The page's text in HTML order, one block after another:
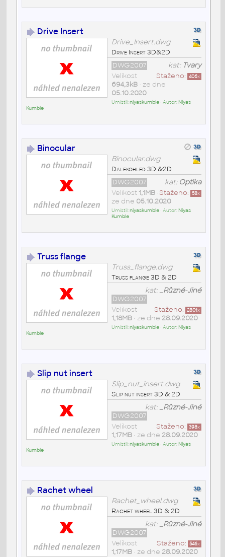
Drive Insert
Drive_Insert.dwg
Drive Insert 3D&2D
kat: Tvary
DWG2007
Staženo: 406x
Velikost
694,3kB• ze dne
05.10.2020
Umístil:niyaskumble• Autor: Niyas
Kumble
Binocular
Binocular.dwg
Dalekohled 3D &2D
kat: Optika
DWG2007
Staženo: 58x
Velikost 1,1MB•
ze dne 05.10.2020
Umístil:niyaskumble• Autor: Niyas
Kumble
Truss flange
Truss_flange.dwg
Truss flange 3D & 2D
kat:_Různé-Jiné
DWG2007
Staženo: 2801x
Velikost
1,18MB• ze dne 28.09.2020
Umístil:niyaskumble• Autor: Niyas
Kumble
Slip nut insert
Slip_nut_insert.dwg
Slip nut insert 3D & 2D
kat:_Různé-Jiné
DWG2007
Staženo: 398x
Velikost
1,17MB• ze dne 28.09.2020
Umístil:niyaskumble• Autor: Niyas
Kumble
Rachet wheel
Rachet_wheel.dwg
Rachet wheel 3D & 2D
kat:_Různé-Jiné
DWG2007
Staženo: 546x
Velikost
1,17MB• ze dne 28.09.2020